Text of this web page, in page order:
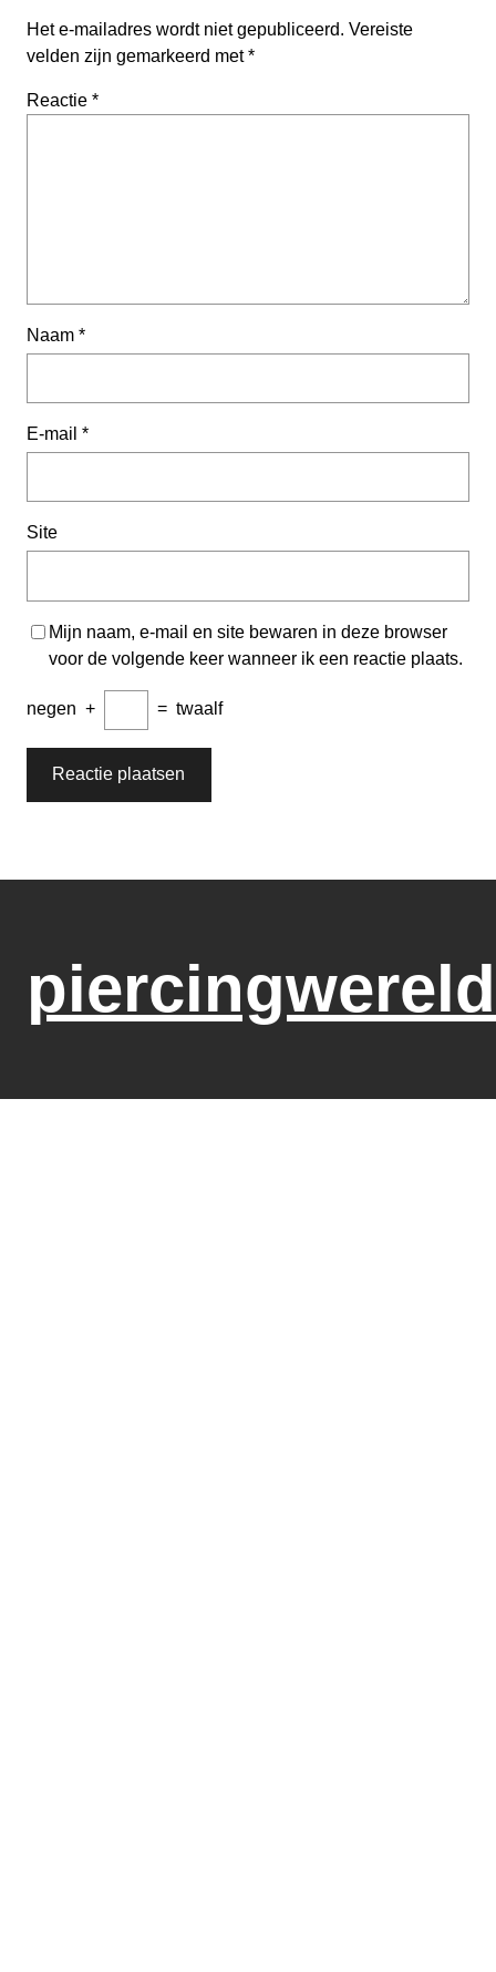
Het e-mailadres wordt niet gepubliceerd. Vereiste
velden zijn gemarkeerd met*
Reactie *
Naam *
E-mail *
Site
Mijn naam, e-mail en site bewaren in deze browser
voor de volgende keer wanneer ik een reactie plaats.
negen + = twaalf